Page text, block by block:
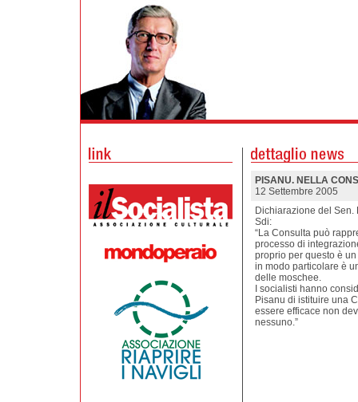
PISANU. NELLA
12 Settembre 2005
Dichiarazione del
Sdi:
“La Consulta può
processo di
proprio per questo è
in modo particolare è
delle moschee.
I socialisti hanno
Pisanu di istituire una
essere efficace non
nessuno.”